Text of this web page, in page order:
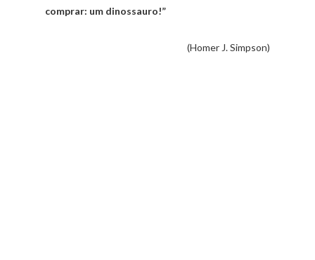
comprar: um dinossauro!”
(Homer J. Simpson)